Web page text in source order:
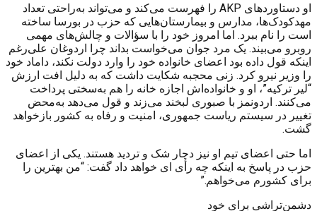
او دستاوردهای AKP را فهرست می‌کند و می‌تواند به‌راحتی تعداد
مهدکودک‌ها، مدارس و بیمارستان‌هایی که حزب در بورسا ساخته
است را نام ببرد. اما امروز خود را با سؤالات و چالش‌های مهمی
روبرو می‌بیند. یک مرد جوان می‌خواست بداند چرا اردوغان علی‌رغم
اینکه قول داده بود اعضای خانواده خود را وارد دولت نکند، داماد خود
را وزیر نیرو کرد. زنی محجبه شکایت داشت که به دلیل افت ارزش
“لیر ترکیه”، او و خانواده‌اش اجازه خانه را هم به‌سختی پرداخت
می‌کنند. اردونمز با صبوری لبخند می‌زند و قول می‌دهد به‌محض
تغییر در سیستم ریاست جمهوری، امنیت و رفاه به کشور بازخواهد
گشت.
اما حتی اعضای تیم او نیز دچار شک و تردید هستند. یکی از اعضای
حزب در پاسخ به اینکه چه رأی ای خواهد داد گفت: “من بهترین را
برای کشورم می‌خواهم.”
دشمن‌تراشی برای خود